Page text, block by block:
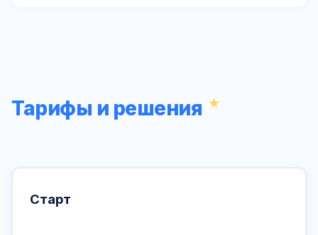
Тарифы и решения
Старт